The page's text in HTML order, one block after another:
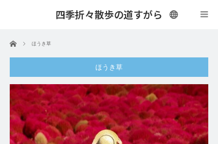
四季折々散歩の道すがら
ホーム ほうき草
ほうき草